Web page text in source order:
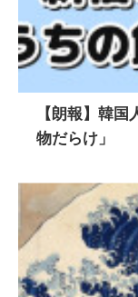
【朗報】韓
物だらけ」